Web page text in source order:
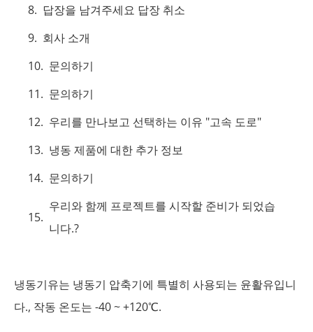
답장을 남겨주세요 답장 취소
회사 소개
문의하기
문의하기
우리를 만나보고 선택하는 이유 "고속 도로"
냉동 제품에 대한 추가 정보
문의하기
우리와 함께 프로젝트를 시작할 준비가 되었습
니다.?
냉동기유는 냉동기 압축기에 특별히 사용되는 윤활유입니
다., 작동 온도는 -40 ~ +120℃.